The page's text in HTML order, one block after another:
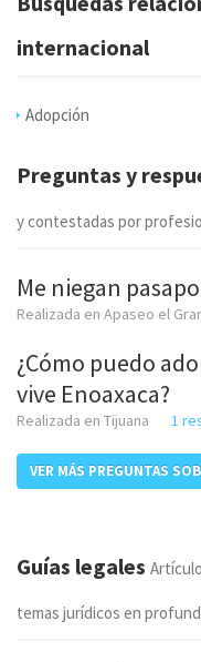
internacional
Adopción
Preguntas y
y contestadas por
Me niegan
Realizada en Apaseo el
¿Cómo puedo
vive Enoaxaca?
Realizada en Tijuana 1
VER MÁS PREGUNTAS
Guías legales
temas jurídicos en